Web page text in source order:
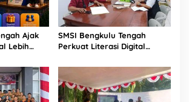
Ajak
Lebih
SMSI Bengkulu Tengah
Perkuat Literasi Digital
Sekolah